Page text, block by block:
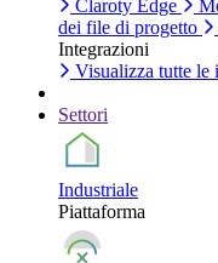
Claroty Edge
dei file di progetto
Integrazioni
Visualizza tutte le
Settori
Industriale
Piattaforma